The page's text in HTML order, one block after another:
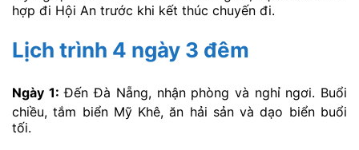
hợp đi Hội An trước khi kết thúc chuyến đi.
Lịch trình 4 ngày 3 đêm
Ngày 1: Đến Đà Nẵng, nhận phòng và nghỉ ngơi. Buổi
chiều, tắm biển Mỹ Khê, ăn hải sản và dạo biển buổi
tối.